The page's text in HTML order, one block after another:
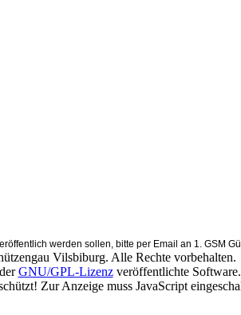
werden sollen, bitte per Email an 1. GSM
Vilsbiburg. Alle Rechte vorbehalten.
GNU/GPL-Lizenzveröffentlichte Software.
Zur Anzeige muss JavaScript